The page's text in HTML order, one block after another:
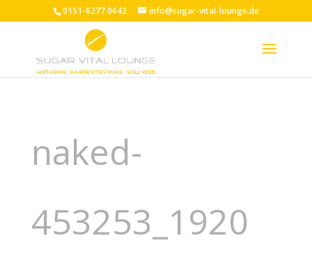
0151-6277 0642 info@sugar-vital-lounge.de
naked-
453253_1920